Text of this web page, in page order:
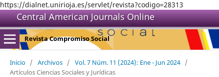
https://dialnet.unirioja.es/servlet/revista?codigo=28313
Central American Journals Online
Revista Compromiso Social
Inicio / Archivos / Vol. 7 Núm. 11 (2024): Ene - Jun 2024 /
Artículos Ciencias Sociales y Jurídicas